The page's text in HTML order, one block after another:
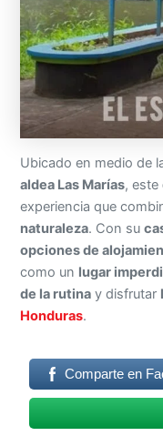
Ubicado en medio de
aldea Las Marías, este
experiencia que
naturaleza. Con su
opciones de
como un lugar
de la rutina y disfrutar
Honduras.
Comparte en